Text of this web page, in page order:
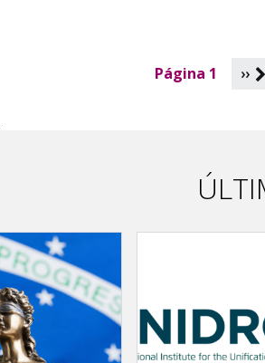
Página 1 ››